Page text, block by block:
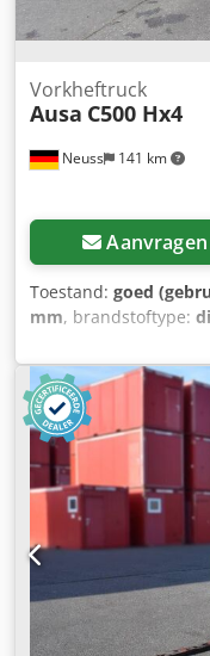
Neuss 141 km
Vorkheftruck
Ausa C500 Hx4
Aanvragen
Toestand: goed
mm, brandstoftype:
Leeggewicht: 8.350
27,7 cm CE-
Aoxmh Exsc Hoha
Transportafmetingen
van productie: ES
voor meer informatie.
Bouwjaar: 2014
hefhoogte: 5,48 m
Aandrijving: Diesel
3,37 x 2,00 m
Bijzonderheden:
wielbesturing,
mogelijk. Locatie: